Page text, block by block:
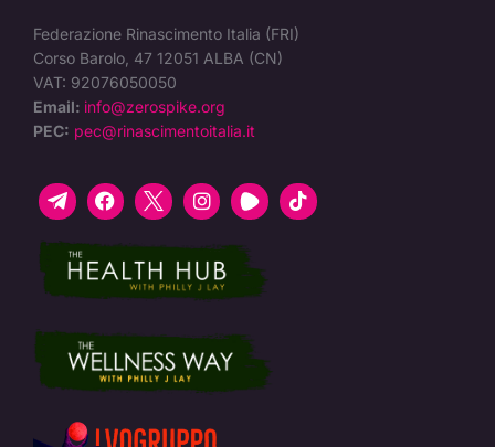
Federazione Rinascimento Italia (FRI)
Corso Barolo, 47 12051 ALBA (CN)
VAT: 92076050050
Email: info@zerospike.org
PEC: pec@rinascimentoitalia.it